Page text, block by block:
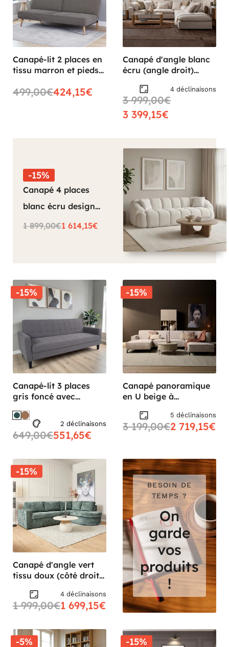
Canapé-lit 2 places en
tissu marron et pieds
499,00€424,15€
Canapé d'angle blanc
écru (angle droit)
4 déclinaisons
3 999,00€
3 399,15€
-15%
Canapé 4 places
blanc écru design
arrondi ONDA
1 899,00€1 614,15€
-15%
Canapé-lit 3 places
gris foncé avec
2 déclinaisons
649,00€551,65€
-15%
Canapé panoramique
en U beige à
5 déclinaisons
3 199,00€2 719,15€
-15%
Canapé d'angle vert
tissu doux (côté droit
4 déclinaisons
1 999,00€1 699,15€
BESOIN DE
TEMPS ?
On
garde
vos
produits
!
-5% -15%